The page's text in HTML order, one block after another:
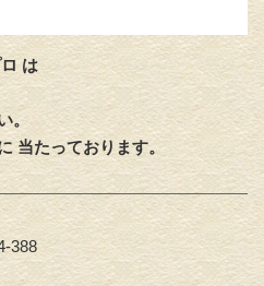
は
。
当たっております。
388